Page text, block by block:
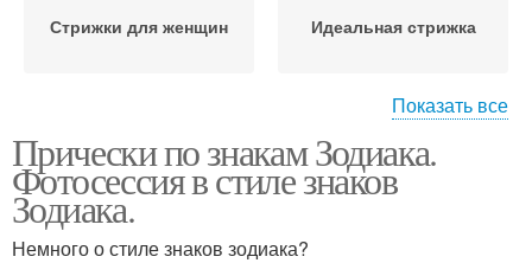
Стрижки для женщин Идеальная стрижка
Стрижка по знаку Прическа по знаку
Показать все
Прически по знакам Зодиака.
Фотосессия в стиле знаков
Зодиака.
Немного о стиле знаков зодиака?